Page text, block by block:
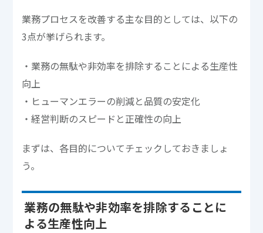
業務プロセスを改善する主な目的としては、以下の
3点が挙げられます。
・業務の無駄や非効率を排除することによる生産性
向上
・ヒューマンエラーの削減と品質の安定化
・経営判断のスピードと正確性の向上
まずは、各目的についてチェックしておきましょ
う。
業務の無駄や非効率を排除することに
よる生産性向上